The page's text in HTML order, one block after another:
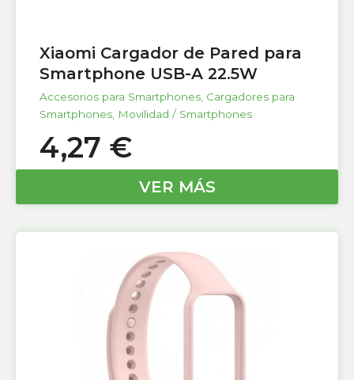
Xiaomi Cargador de Pared para
Smartphone USB-A 22.5W
Accesorios para Smartphones Cargadores para
Smartphones Movilidad / Smartphones
4,27 €
VER MÁS